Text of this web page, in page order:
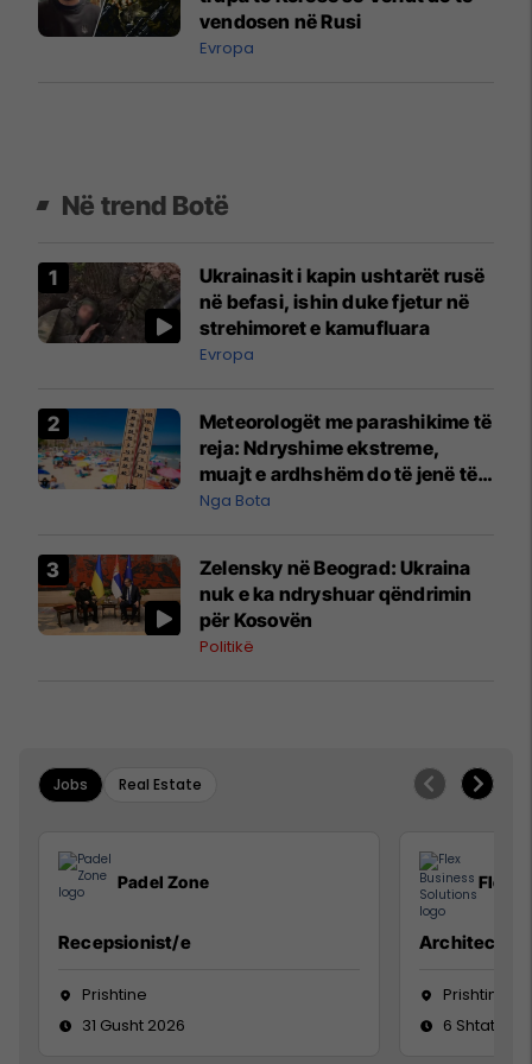
vendosen në Rusi
Evropa
Në trend Botë
Ukrainasit i kapin ushtarët rusë
në befasi, ishin duke fjetur në
strehimoret e kamufluara
Evropa
Meteorologët me parashikime të
reja: Ndryshime ekstreme,
muajt e ardhshëm do të jenë të
pazakontë
Nga Bota
Zelensky në Beograd: Ukraina
nuk e ka ndryshuar qëndrimin
për Kosovën
Politikë
Jobs Real Estate
Padel Zone
Recepsionist/e
Prishtine
31 Gusht 2026
Flex
Architect
Prishtinë
6 Shtator